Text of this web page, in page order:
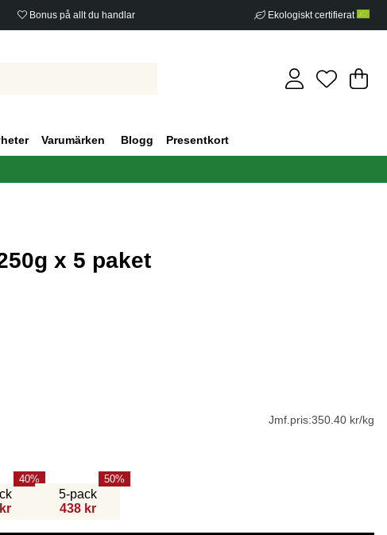
Bonus på allt du handlar Ekologiskt certifierat
.
Varumärken Blogg Presentkort
x 5 paket
0
Jmf.pris:350.40 kr/kg
40
5-pack
438 kr
50